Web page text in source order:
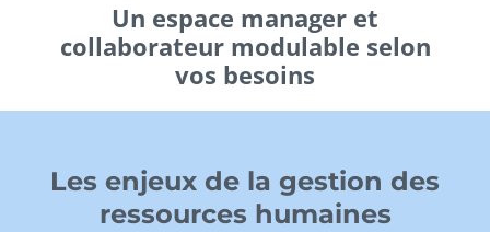
Un espace manager et
collaborateur modulable selon
vos besoins
Les enjeux de la gestion des
ressources humaines